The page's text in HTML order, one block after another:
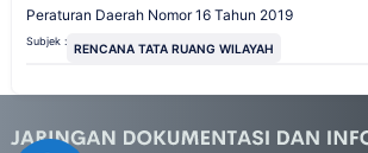
Peraturan Daerah Nomor 16 Tahun 2019
Subjek : RENCANA TATA RUANG WILAYAH